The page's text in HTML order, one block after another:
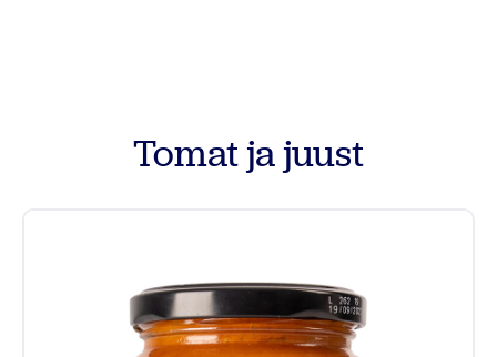
Vilja kokkuost
Kontakt
Tomat ja juust